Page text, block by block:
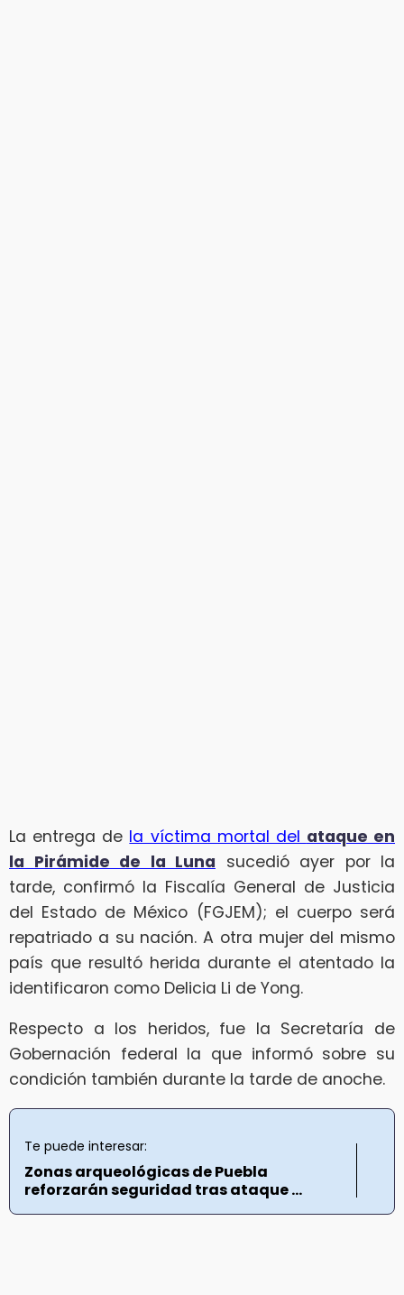
La entrega de la víctima mortal del ataque en
la Pirámide de la Luna sucedió ayer por la
tarde, confirmó la Fiscalía General de Justicia
del Estado de México (FGJEM); el cuerpo será
repatriado a su nación. A otra mujer del mismo
país que resultó herida durante el atentado la
identificaron como Delicia Li de Yong.
Respecto a los heridos, fue la Secretaría de
Gobernación federal la que informó sobre su
condición también durante la tarde de anoche.
Te puede interesar:
Zonas arqueológicas de Puebla
reforzarán seguridad tras ataque ...